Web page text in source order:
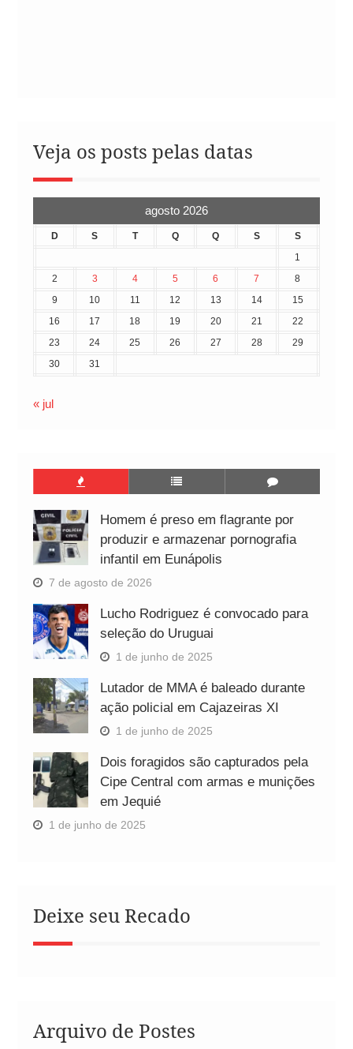
Veja os posts pelas datas
agosto 2026
D S T Q Q S
S
1
2
3 4 5 6 7
8
9
10 11 12 13 14
15
16
17 18 19 20 21
22
23
24 25 26 27 28
29
30
31
« jul
Homem é preso em flagrante por
produzir e armazenar pornografia
infantil em Eunápolis
7 de agosto de 2026
Lucho Rodriguez é convocado para
seleção do Uruguai
1 de junho de 2025
Lutador de MMA é baleado durante
ação policial em Cajazeiras XI
1 de junho de 2025
Dois foragidos são capturados pela
Cipe Central com armas e munições
em Jequié
1 de junho de 2025
Deixe seu Recado
Arquivo de Postes